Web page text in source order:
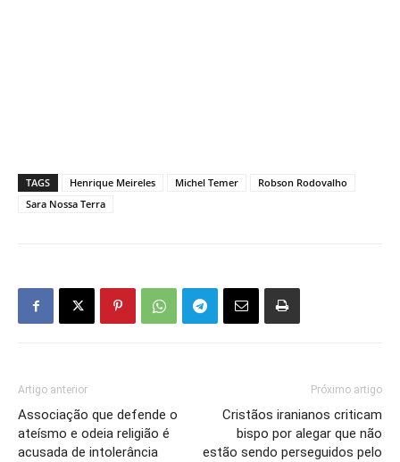
TAGS Henrique Meireles Michel Temer
Robson Rodovalho
Sara Nossa Terra
Artigo anterior
Associação que defende o
ateísmo e odeia religião é
acusada de intolerância
Próximo artigo
Cristãos iranianos criticam
bispo por alegar que não
estão sendo perseguidos pelo